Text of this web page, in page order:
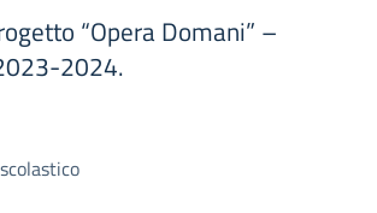
“Opera Domani” –
2024.